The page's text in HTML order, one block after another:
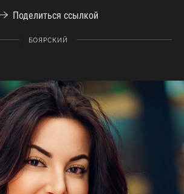
Поделиться ссылкой
БОЯРСКИЙ